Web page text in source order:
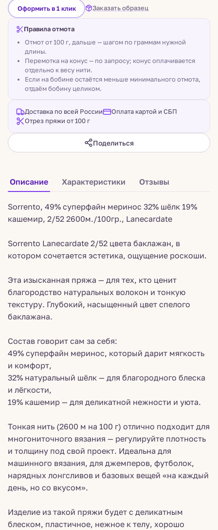
Оформить в 1 клик Заказать образец
Правила отмота
Отмот от 100 г, дальше — шагом по граммам нужной
длины.
Перемотка на конус — по запросу; конус оплачивается
отдельно к весу нити.
Если на бобине остаётся меньше минимального отмота,
отдаём бобину целиком.
Доставка по всей России
Оплата картой и СБП
Отрез пряжи от 100 г
Поделиться
Описание Характеристики Отзывы
Sorrento, 49% суперфайн меринос 32% шёлк 19%
кашемир, 2/52 2600м./100гр., Lanecardate
Sorrento Lanecardate 2/52 цвета баклажан, в
котором сочетается эстетика, ощущение роскоши.
Эта изысканная пряжа — для тех, кто ценит
благородство натуральных волокон и тонкую
текстуру. Глубокий, насыщенный цвет спелого
баклажана.
Состав говорит сам за себя:
49% суперфайн меринос, который дарит мягкость
и комфорт,
32% натуральный шёлк — для благородного блеска
и лёгкости,
19% кашемир — для деликатной нежности и уюта.
Тонкая нить (2600 м на 100 г) отлично подходит для
многониточного вязания — регулируйте плотность
и толщину под свой проект. Идеальна для
машинного вязания, для джемперов, футболок,
нарядных лонгсливов и базовых вещей «на каждый
день, но со вкусом».
Изделие из такой пряжи будет с деликатным
блеском, пластичное, нежное к телу, хорошо